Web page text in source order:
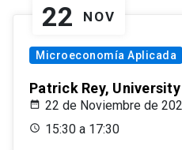
22 NOV
Microeconomía Aplicada
Patrick Rey,
22 de Noviembre de
15:30 a 17:30